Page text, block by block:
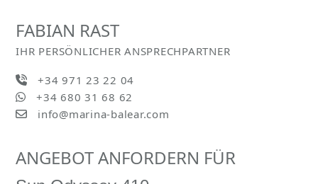
FABIAN RAST
IHR PERSÖNLICHER ANSPRECHPARTNER
+34 971 23 22 04
+34 680 31 68 62
info@marina-balear.com
ANGEBOT ANFORDERN FÜR